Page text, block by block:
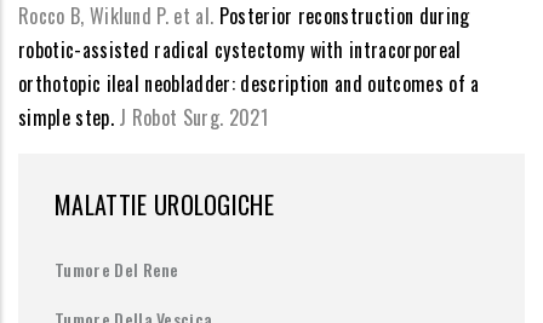
Rocco B, Wiklund P. et al. Posterior reconstruction during
robotic-assisted radical cystectomy with intracorporeal
orthotopic ileal neobladder: description and outcomes of a
simple step.J Robot Surg. 2021
MALATTIE UROLOGICHE
Tumore Del Rene